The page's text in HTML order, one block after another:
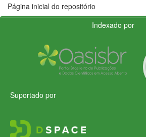
Página inicial do repositório
Indexado por
Suportado por